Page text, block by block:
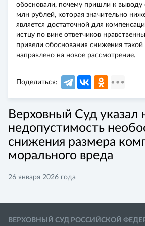
Верховный Суд указал
недопустимость
снижения размера
морального вреда
26 января 2026 года
обосновали, почему пришли к выводу
млн рублей, которая значительно
является достаточной для
истцу по вине ответчиков
привели обоснования снижения
направлено на новое рассмотрение.
Поделиться:
ВЕРХОВНЫЙ СУД РОССИЙСКОЙ